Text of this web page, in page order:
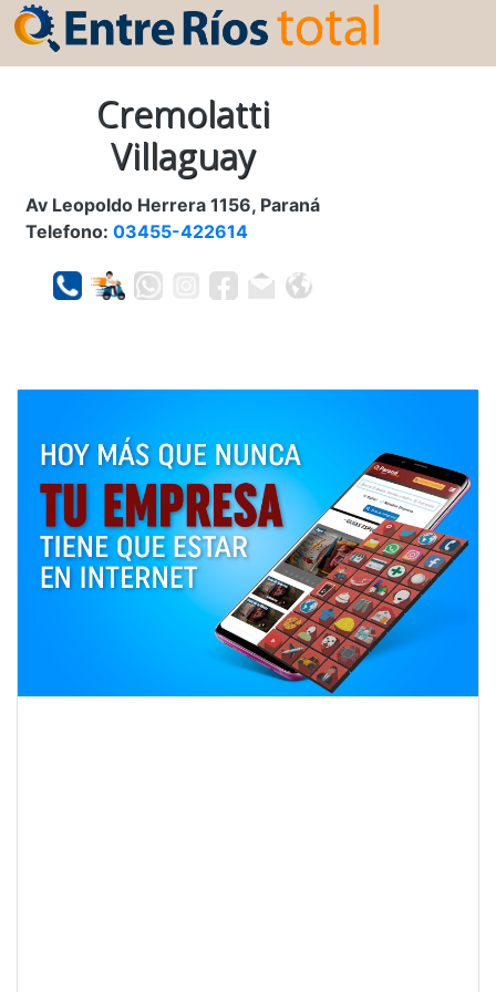
Cremolatti
Villaguay
Av Leopoldo Herrera 1156, Paraná
Telefono: 03455-422614